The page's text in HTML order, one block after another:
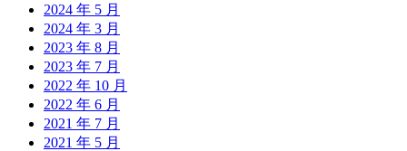
2024 年 5 月
2024 年 3 月
2023 年 8 月
2023 年 7 月
2022 年 10 月
2022 年 6 月
2021 年 7 月
2021 年 5 月